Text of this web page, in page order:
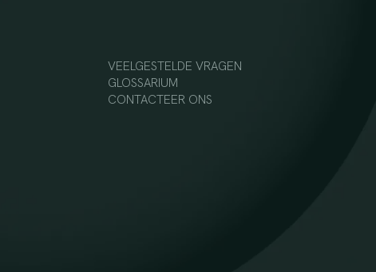
VEELGESTELDE VRAGEN
GLOSSARIUM
CONTACTEER ONS